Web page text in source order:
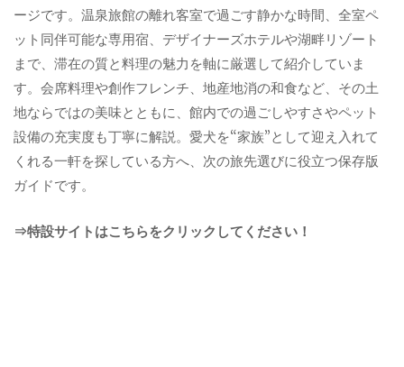
ージです。温泉旅館の離れ客室で過ごす静かな時間、全室ペ
ット同伴可能な専用宿、デザイナーズホテルや湖畔リゾート
まで、滞在の質と料理の魅力を軸に厳選して紹介していま
す。会席料理や創作フレンチ、地産地消の和食など、その土
地ならではの美味とともに、館内での過ごしやすさやペット
設備の充実度も丁寧に解説。愛犬を“家族”として迎え入れて
くれる一軒を探している方へ、次の旅先選びに役立つ保存版
ガイドです。
⇒特設サイトはこちらをクリックしてください！